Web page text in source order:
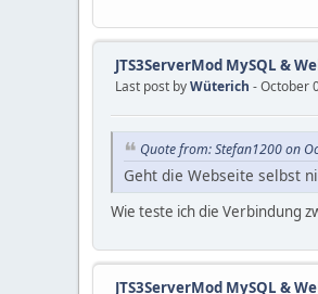
JTS3ServerMod MySQL &
Last post byWüterich - October
Quote from: Stefan1200 on
Geht die Webseite selbst
Wie teste ich die Verbindung
JTS3ServerMod MySQL &